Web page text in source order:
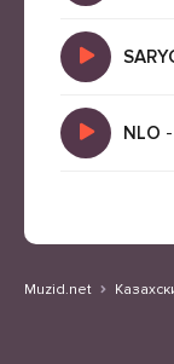
NLO -
Muzid.net